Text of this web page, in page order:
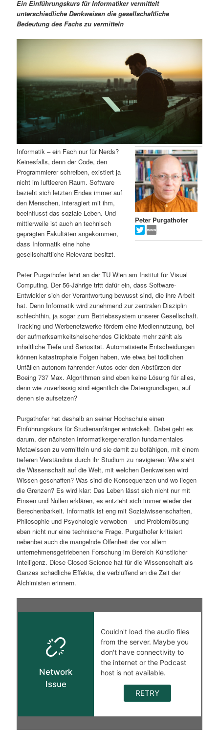
ä
r
n
n
l
t
s
p
r
i
n
g
e
n
n
d
r
n
h
a
l
t
s
p
r
i
n
g
e
n
n
a
v
i
o
Ein Einführungskurs für Informatiker vermittelt
unterschiedliche Denkweisen die gesellschaftliche
Bedeutung des Fachs zu vermitteln
Peter Purgathofer
Informatik – ein Fach nur für Nerds?
Keinesfalls, denn der Code, den
Programmierer schreiben, existiert ja
nicht im luftleeren Raum. Software
bezieht sich letzten Endes immer auf
den Menschen, interagiert mit ihm,
beeinflusst das soziale Leben. Und
mittlerweile ist auch an technisch
geprägten Fakultäten angekommen,
dass Informatik eine hohe
gesellschaftliche Relevanz besitzt.
Peter Purgathofer lehrt an der TU Wien am Institut für Visual
Computing. Der 56-Jährige tritt dafür ein, dass Software-
Entwickler sich der Verantwortung bewusst sind, die ihre Arbeit
hat. Denn Informatik wird zunehmend zur zentralen Disziplin
schlechthin, ja sogar zum Betriebssystem unserer Gesellschaft.
Tracking und Werbenetzwerke fördern eine Mediennutzung, bei
der aufmerksamkeitsheischendes Clickbate mehr zählt als
inhaltliche Tiefe und Seriosität. Automatisierte Entscheidungen
können katastrophale Folgen haben, wie etwa bei tödlichen
Unfällen autonom fahrender Autos oder den Abstürzen der
Boeing 737 Max. Algorithmen sind eben keine Lösung für alles,
denn wie zuverlässig sind eigentlich die Datengrundlagen, auf
denen sie aufsetzen?
Purgathofer hat deshalb an seiner Hochschule einen
Einführungskurs für Studienanfänger entwickelt. Dabei geht es
darum, der nächsten Informatikergeneration fundamentales
Metawissen zu vermitteln und sie damit zu befähigen, mit einem
tieferen Verständnis durch ihr Studium zu navigieren: Wie sieht
die Wissenschaft auf die Welt, mit welchen Denkweisen wird
Wissen geschaffen? Was sind die Konsequenzen und wo liegen
die Grenzen? Es wird klar: Das Leben lässt sich nicht nur mit
Einsen und Nullen erklären, es entzieht sich immer wieder der
Berechenbarkeit. Informatik ist eng mit Sozialwissenschaften,
Philosophie und Psychologie verwoben – und Problemlösung
eben nicht nur eine technische Frage. Purgathofer kritisiert
nebenbei auch die mangelnde Offenheit der vor allem
unternehmensgetriebenen Forschung im Bereich Künstlicher
Intelligenz. Diese Closed Science hat für die Wissenschaft als
Ganzes schädliche Effekte, die verblüffend an die Zeit der
Alchimisten erinnern.